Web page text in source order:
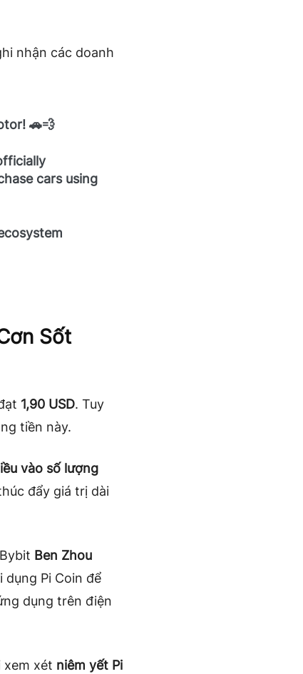
nhận các doanh
🚗💨
cars using
Sốt
1,90 USD. Tuy
tiền này.
vào số lượng
đẩy giá trị dài
Ben Zhou
dụng Pi Coin để
dụng trên điện
xem xét niêm yết Pi